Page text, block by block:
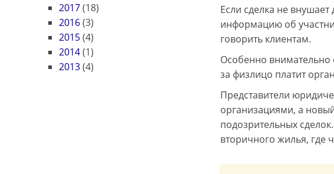
2017(18)
2016(3)
2015(4)
2014(1)
2013(4)
Если сделка не
информацию об
говорить клиентам.
Особенно внимательно
за физлицо платит
Представители
организациями, а
подозрительных
вторичного жилья, где